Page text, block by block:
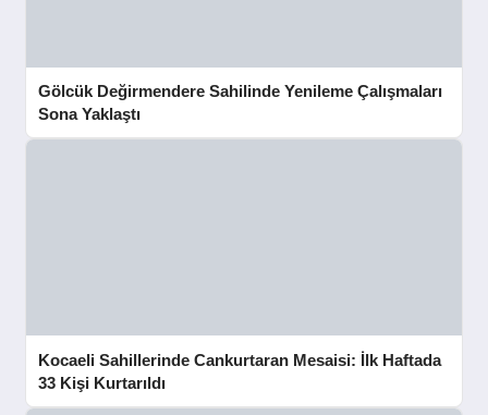
Gölcük Değirmendere Sahilinde Yenileme Çalışmaları
Sona Yaklaştı
Kocaeli Sahillerinde Cankurtaran Mesaisi: İlk Haftada
33 Kişi Kurtarıldı